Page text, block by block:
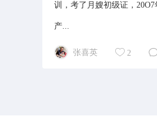
训，考了月嫂初级证，
产...
张喜英 2